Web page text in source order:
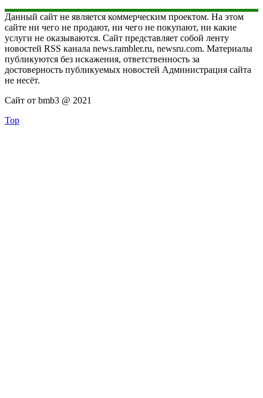
Данный сайт не является коммерческим проектом. На этом
сайте ни чего не продают, ни чего не покупают, ни какие
услуги не оказываются. Сайт представляет собой ленту
новостей RSS канала news.rambler.ru, newsru.com. Материалы
публикуются без искажения, ответственность за
достоверность публикуемых новостей Администрация сайта
не несёт.
Сайт от bmb3 @ 2021
Top